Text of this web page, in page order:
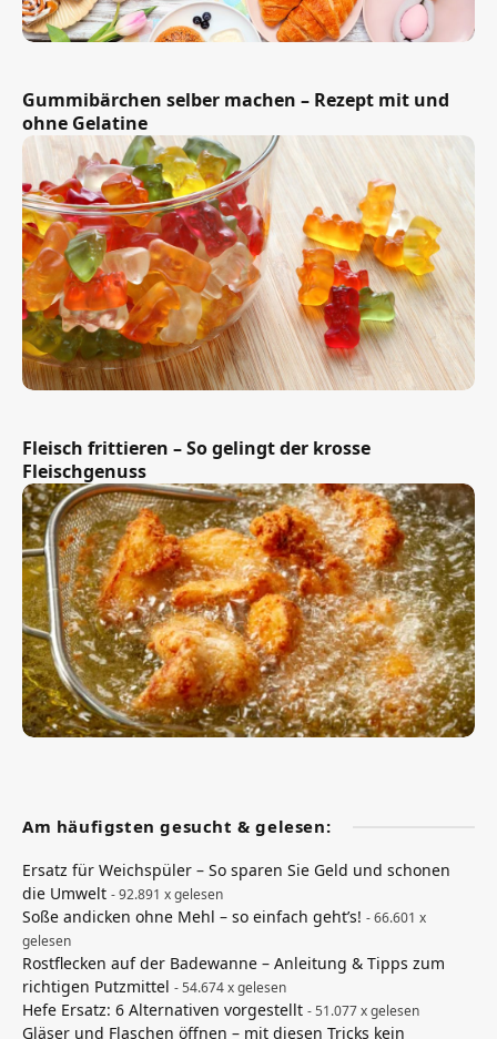
Gummibärchen selber machen – Rezept mit und
ohne Gelatine
Fleisch frittieren – So gelingt der krosse
Fleischgenuss
Am häufigsten gesucht & gelesen:
Ersatz für Weichspüler – So sparen Sie Geld und schonen
die Umwelt - 92.891 x gelesen
Soße andicken ohne Mehl – so einfach geht’s! - 66.601 x
gelesen
Rostflecken auf der Badewanne – Anleitung & Tipps zum
richtigen Putzmittel - 54.674 x gelesen
Hefe Ersatz: 6 Alternativen vorgestellt - 51.077 x gelesen
Gläser und Flaschen öffnen – mit diesen Tricks kein